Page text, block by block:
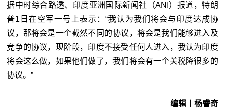
据中时综合路透、印度亚洲国际新闻社（ANI）报道，特朗
普1日在空军一号上表示：“我认为我们将会与印度达成协
议，那将会是一个截然不同的协议，将会是我们能够进入及
竞争的协议，现阶段，印度不接受任何人进入，我认为印度
将会这么做，如果他们做了，我们将会有一个关税降很多的
协议。”
编辑︱杨睿奇